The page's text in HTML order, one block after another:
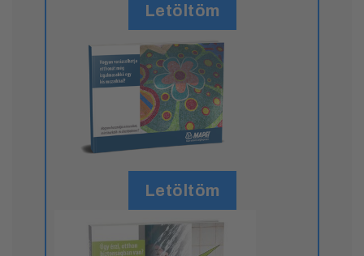
Letöltöm
Letöltöm